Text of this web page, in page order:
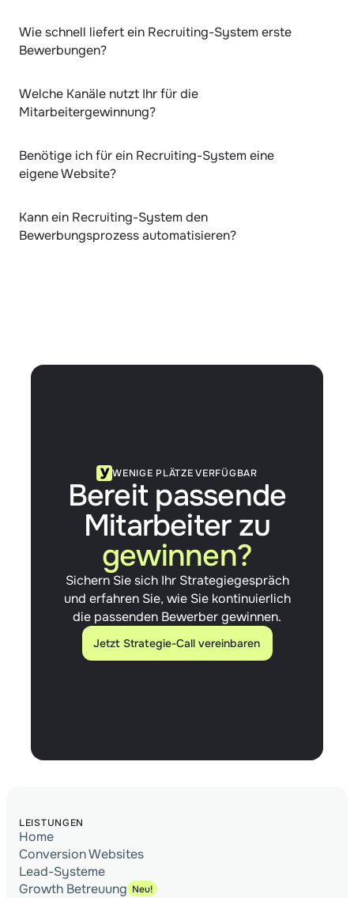
Wie schnell liefert ein Recruiting-System erste
Bewerbungen?
Welche Kanäle nutzt Ihr für die
Mitarbeitergewinnung?
Benötige ich für ein Recruiting-System eine
eigene Website?
Kann ein Recruiting-System den
Bewerbungsprozess automatisieren?
Bereit passende
Mitarbeiter zu
gewinnen?
Sichern Sie sich Ihr Strategiegespräch
und erfahren Sie, wie Sie kontinuierlich
die passenden Bewerber gewinnen.
WENIGE PLÄTZE VERFÜGBAR
Jetzt Strategie-Call vereinbaren
Jetzt Strategie-Call vereinbaren
LEISTUNGEN
Home
Conversion Websites
Lead-Systeme
Growth Betreuung Neu!